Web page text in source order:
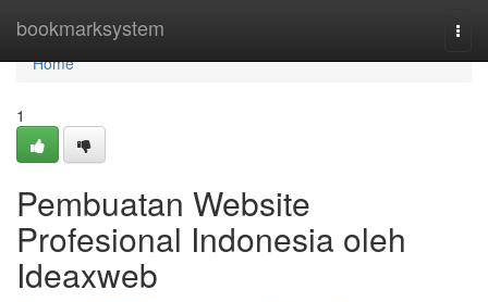
bookmarksystem
Home
Home
1
Pembuatan Website
Profesional Indonesia oleh
Ideaxweb